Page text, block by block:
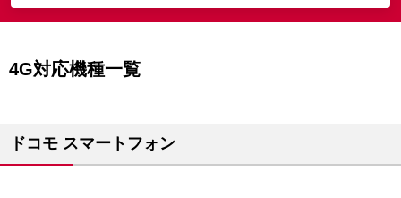
4G対応機種一覧
ドコモ スマートフォン